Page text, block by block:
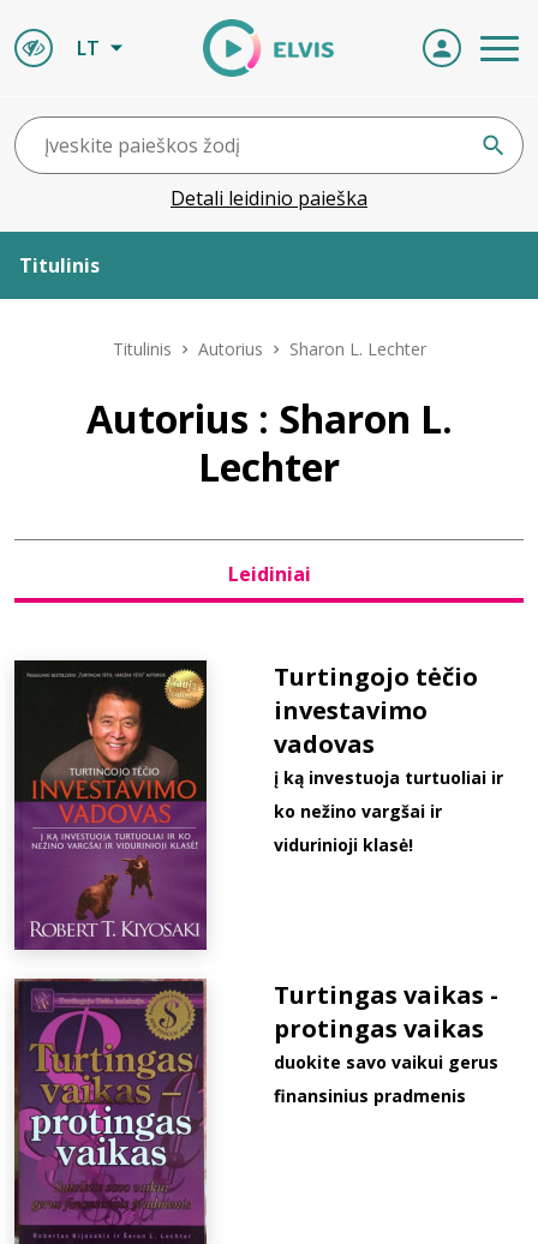
LT
Detali leidinio paieška
Titulinis
Leidiniai
Naujienos
Bibliotekoms
D.U.K.
info@elvislab.lt
Titulinis Autorius Sharon L. Lechter
Autorius : Sharon L.
Lechter
Leidiniai
Turtingojo tėčio
investavimo
vadovas
į ką investuoja turtuoliai ir
ko nežino vargšai ir
vidurinioji klasė!
Turtingas vaikas -
protingas vaikas
duokite savo vaikui gerus
finansinius pradmenis